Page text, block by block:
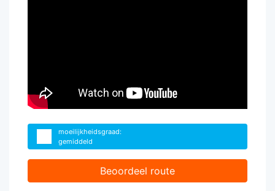
moeilijkheidsgraad:
gemiddeld
Beoordeel route